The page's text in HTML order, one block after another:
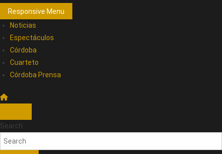
Responsive Menu
Noticias
Espectáculos
Córdoba
Cuarteto
Córdoba Prensa
Search